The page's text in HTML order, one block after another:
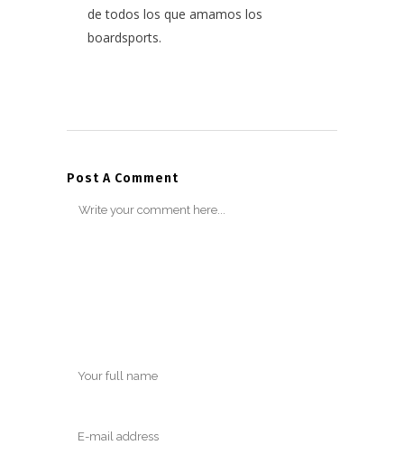
de todos los que amamos los
boardsports.
Post A Comment